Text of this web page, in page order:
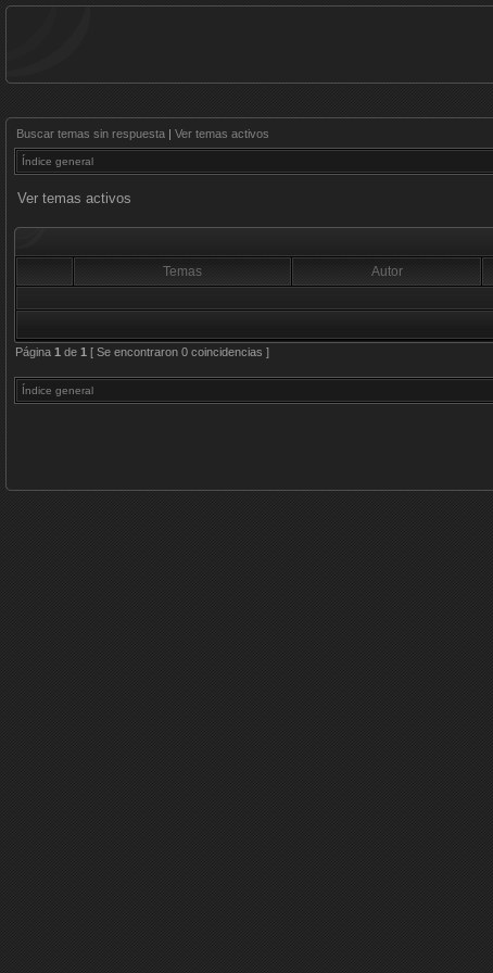
Buscar temas sin respuesta | Ver temas activos
Índice general
Ver temas activos
Temas
Autor
Página 1 de 1 [ Se encontraron 0 coincidencias ]
Índice general